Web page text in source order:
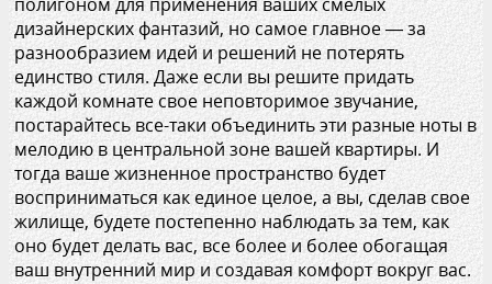
дизайнерских фантазий, но самое главное — за
разнообразием идей и решений не потерять
единство стиля. Даже если вы решите придать
каждой комнате свое неповторимое звучание,
постарайтесь все-таки объединить эти разные ноты в
мелодию в центральной зоне вашей квартиры. И
тогда ваше жизненное пространство будет
восприниматься как единое целое, а вы, сделав свое
жилище, будете постепенно наблюдать за тем, как
оно будет делать вас, все более и более обогащая
ваш внутренний мир и создавая комфорт вокруг вас.